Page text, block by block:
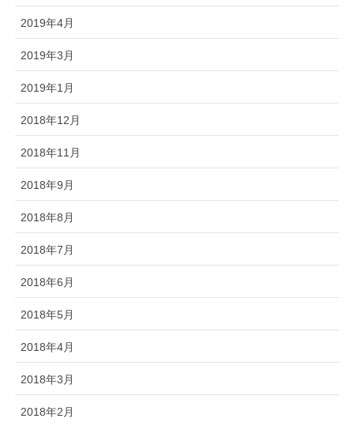
2019年4月
2019年3月
2019年1月
2018年12月
2018年11月
2018年9月
2018年8月
2018年7月
2018年6月
2018年5月
2018年4月
2018年3月
2018年2月